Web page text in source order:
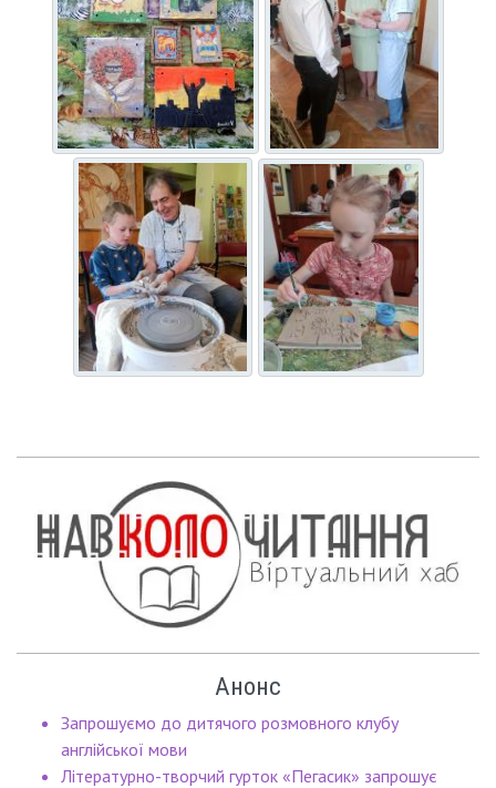
Анонс
Запрошуємо до дитячого розмовного клубу
англійської мови
Літературно-творчий гурток «Пегасик» запрошує